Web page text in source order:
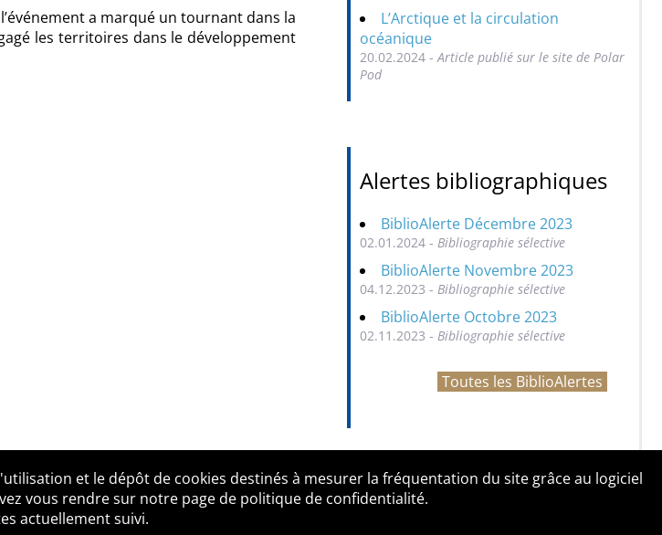
a marqué un tournant dans la
les territoires dans le développement
L’Arctique et la circulation
océanique
20.02.2024 - Article publié sur le site de Polar
Pod
Alertes bibliographiques
BiblioAlerte Décembre 2023
02.01.2024 - Bibliographie sélective
BiblioAlerte Novembre 2023
04.12.2023 - Bibliographie sélective
BiblioAlerte Octobre 2023
02.11.2023 - Bibliographie sélective
Toutes les BiblioAlertes
Accessibilité Politique de confidentialité Contact
et le dépôt de cookies destinés à mesurer la fréquentation du site grâce au logiciel
vous rendre sur notre page de politique de confidentialité.
actuellement suivi.